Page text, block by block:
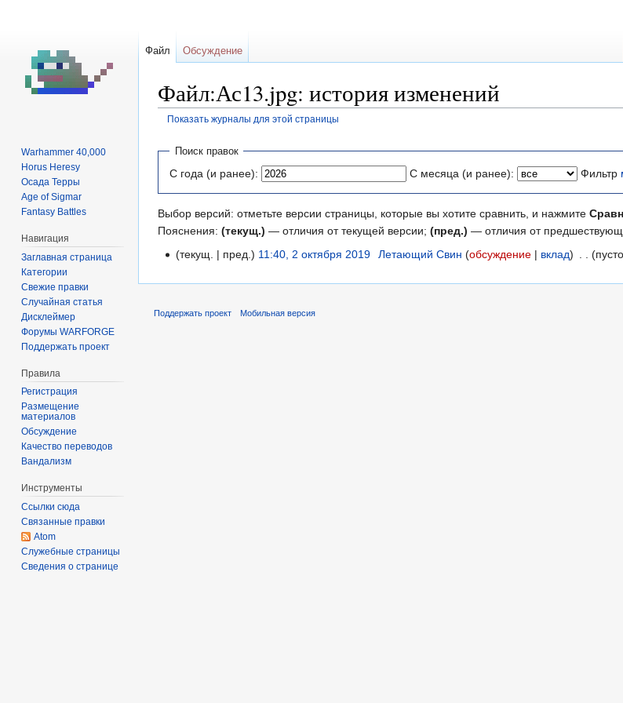
Файл:Ас13.jpg: история изменений
Показать журналы для этой страницы
Перейти
навигации
Перейти
поиску
Поиск правок
С года (и ранее): С месяца (и ранее): Фильтр
Выбор версий: отметьте версии страницы, которые вы хотите сравнить, и нажмите
Пояснения: (текущ.) — отличия от текущей версии; (пред.) — отличия от
текущ.
пред. 11:40, 2 октября 2019 Летающий Свин обсуждение вклад пусто
Файл Обсуждение
Warhammer 40,000
Horus Heresy
Осада Терры
Age of Sigmar
Fantasy Battles
Навигация
Заглавная страница
Категории
Свежие правки
Случайная статья
Дисклеймер
Форумы WARFORGE
Поддержать проект
Правила
Регистрация
Размещение
материалов
Обсуждение
Качество переводов
Вандализм
Инструменты
Ссылки сюда
Связанные правки
Atom
Служебные страницы
Сведения о странице
Поддержать проект Мобильная версия